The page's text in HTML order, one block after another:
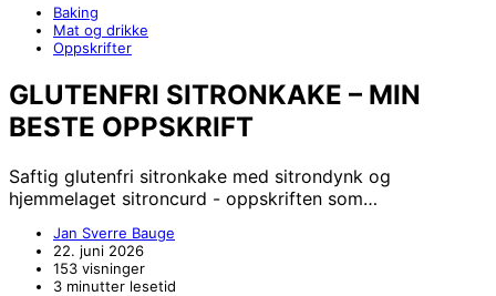
Baking
Mat og drikke
Oppskrifter
GLUTENFRI SITRONKAKE – MIN
BESTE OPPSKRIFT
Saftig glutenfri sitronkake med sitrondynk og
hjemmelaget sitroncurd - oppskriften som…
Jan Sverre Bauge
22. juni 2026
153 visninger
3 minutter lesetid